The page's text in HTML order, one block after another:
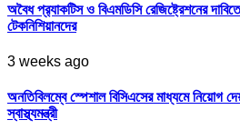
অবৈধ প্র‍্যাকটিস ও বিএমডিসি রেজিষ্ট্রেশনের
টেকনিশিয়ানদের
3 weeks ago
অনতিবিলম্বে স্পেশাল বিসিএসের মাধ্যমে নিয়োগ
স্বাস্থ্যমন্ত্রী